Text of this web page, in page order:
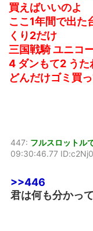
買えばいいのよ
ここ1年間で出た
くり2だけ
三国戦騎 ユニコ
4 ダンもて2 うた
どんだけゴミ買
447: フルスロットル
09:30:46.77
>>446
君は何も分かっ